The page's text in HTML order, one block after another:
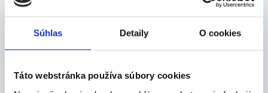
Súhlas Detaily O cookies
Táto webstránka používa súbory cookies
Zloženie: